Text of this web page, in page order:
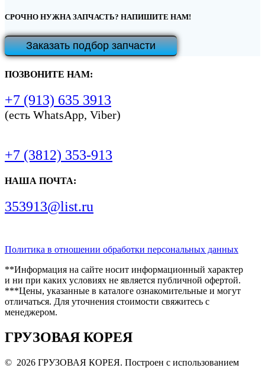
СРОЧНО НУЖНА ЗАПЧАСТЬ? НАПИШИТЕ НАМ!
Заказать подбор запчасти
ПОЗВОНИТЕ НАМ:
+7 (913) 635 3913
(есть WhatsApp, Viber)
+7 (3812) 353-913
НАША ПОЧТА:
353913@list.ru
Политика в отношении обработки персональных данных
**Информация на сайте носит информационный характер
и ни при каких условиях не является публичной офертой.
***Цены, указанные в каталоге ознакомительные и могут
отличаться. Для уточнения стоимости свяжитесь с
менеджером.
ГРУЗОВАЯ КОРЕЯ
© 2026 ГРУЗОВАЯ КОРЕЯ. Построен с использованием